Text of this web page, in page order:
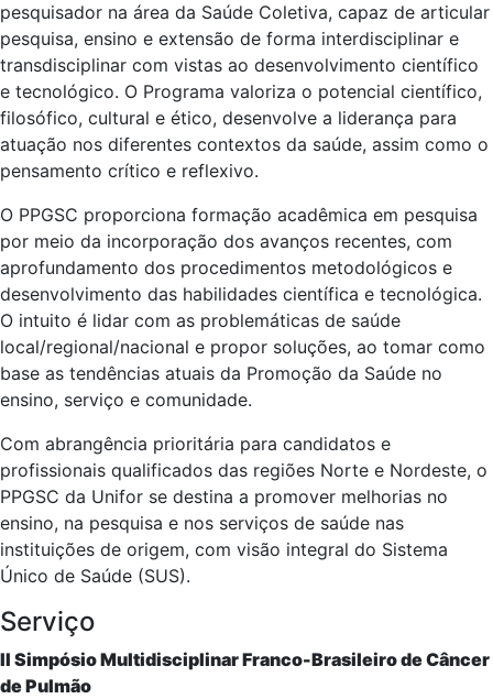
pesquisador na área da Saúde Coletiva, capaz de articular
pesquisa, ensino e extensão de forma interdisciplinar e
transdisciplinar com vistas ao desenvolvimento científico
e tecnológico. O Programa valoriza o potencial científico,
filosófico, cultural e ético, desenvolve a liderança para
atuação nos diferentes contextos da saúde, assim como o
pensamento crítico e reflexivo.
O PPGSC proporciona formação acadêmica em pesquisa
por meio da incorporação dos avanços recentes, com
aprofundamento dos procedimentos metodológicos e
desenvolvimento das habilidades científica e tecnológica.
O intuito é lidar com as problemáticas de saúde
local/regional/nacional e propor soluções, ao tomar como
base as tendências atuais da Promoção da Saúde no
ensino, serviço e comunidade.
Com abrangência prioritária para candidatos e
profissionais qualificados das regiões Norte e Nordeste, o
PPGSC da Unifor se destina a promover melhorias no
ensino, na pesquisa e nos serviços de saúde nas
instituições de origem, com visão integral do Sistema
Único de Saúde (SUS).
Serviço
II Simpósio Multidisciplinar Franco-Brasileiro de Câncer
de Pulmão